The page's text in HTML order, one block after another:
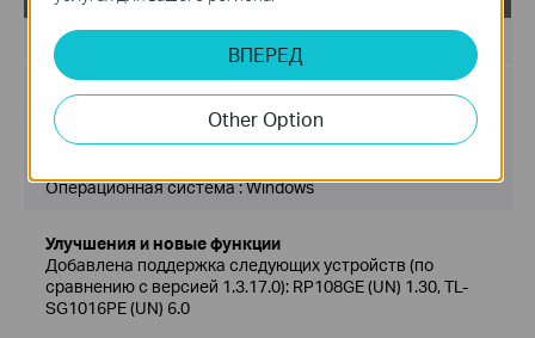
Дата публикации:
Язык:Английский
Размер файла:56.96 MB
Операционная система : Windows
Улучшения и новые функции
Добавлена поддержка следующих устройств (по
сравнению с версией 1.3.17.0): RP108GE (UN) 1.30, TL-
SG1016PE (UN) 6.0
ВПЕРЕД
Other Option